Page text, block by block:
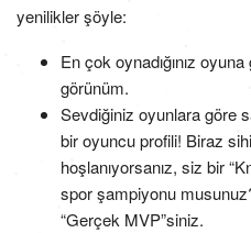
yenilikler şöyle:
En çok oynadığınız
görünüm.
Sevdiğiniz oyunlara göre
bir oyuncu profili! Biraz
hoşlanıyorsanız, siz bir
spor şampiyonu
“Gerçek MVP”siniz.